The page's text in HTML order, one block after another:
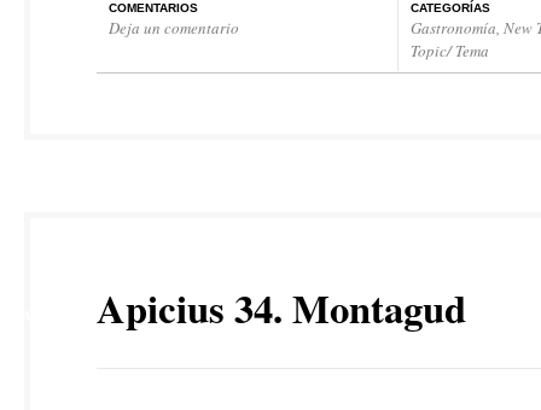
COMENTARIOS
Deja un comentario
CATEGORÍAS
Gastronomía, New
Topic/ Tema
Apicius 34. Montagud